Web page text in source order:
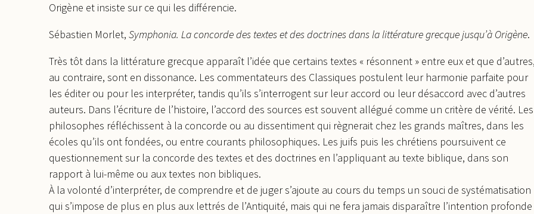
Origène et insiste sur ce qui les différencie.
Sébastien Morlet, Symphonia. La concorde des textes et des doctrines dans la littérature grecque jusqu’à Origène.
Très tôt dans la littérature grecque apparaît l’idée que certains textes « résonnent » entre eux et que
au contraire, sont en dissonance. Les commentateurs des Classiques postulent leur harmonie parfaite pour
les éditer ou pour les interpréter, tandis qu’ils s’interrogent sur leur accord ou leur désaccord avec d’autres
auteurs. Dans l’écriture de l’histoire, l’accord des sources est souvent allégué comme un critère de vérité. Les
philosophes réfléchissent à la concorde ou au dissentiment qui règnerait chez les grands maîtres, dans les
écoles qu’ils ont fondées, ou entre courants philosophiques. Les juifs puis les chrétiens poursuivent ce
questionnement sur la concorde des textes et des doctrines en l’appliquant au texte biblique, dans son
rapport à lui-même ou aux textes non bibliques.
À la volonté d’interpréter, de comprendre et de juger s’ajoute au cours du temps un souci de systématisation
qui s’impose de plus en plus aux lettrés de l’Antiquité, mais qui ne fera jamais disparaître l’intention profonde